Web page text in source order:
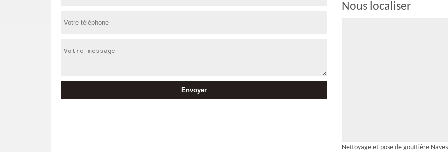
Nous localiser
Nettoyage et pose de gouttière Naves